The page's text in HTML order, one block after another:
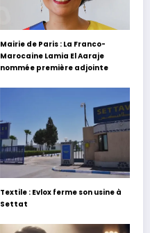
Mairie de Paris : La Franco-
Marocaine Lamia El Aaraje
nommée première adjointe
Textile : Evlox ferme son usine à
Settat